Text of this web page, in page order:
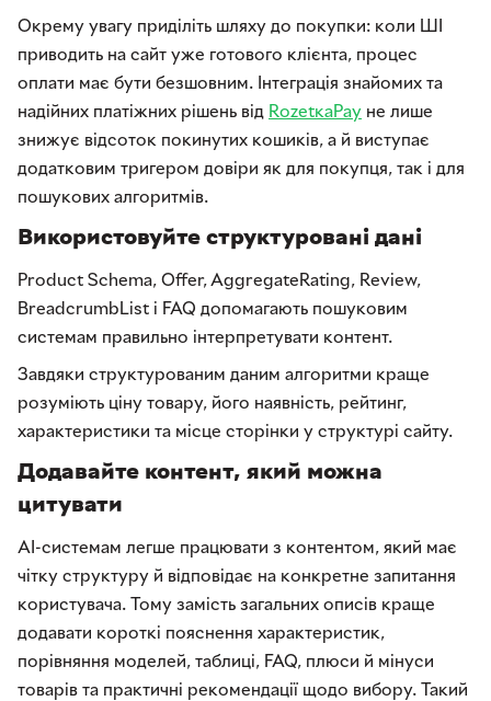
Окрему увагу приділіть шляху до покупки: коли ШІ
приводить на сайт уже готового клієнта, процес
оплати має бути безшовним. Інтеграція знайомих та
надійних платіжних рішень від RozetкаPay не лише
знижує відсоток покинутих кошиків, а й виступає
додатковим тригером довіри як для покупця, так і для
пошукових алгоритмів.
Використовуйте структуровані дані
Product Schema, Offer, AggregateRating, Review,
BreadcrumbList і FAQ допомагають пошуковим
системам правильно інтерпретувати контент.
Завдяки структурованим даним алгоритми краще
розуміють ціну товару, його наявність, рейтинг,
характеристики та місце сторінки у структурі сайту.
Додавайте контент, який можна
цитувати
AI-системам легше працювати з контентом, який має
чітку структуру й відповідає на конкретне запитання
користувача. Тому замість загальних описів краще
додавати короткі пояснення характеристик,
порівняння моделей, таблиці, FAQ, плюси й мінуси
товарів та практичні рекомендації щодо вибору. Такий